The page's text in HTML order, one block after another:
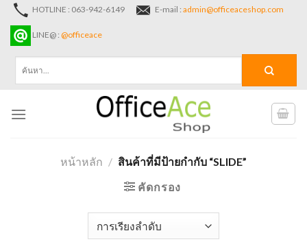
Skip
content
HOTLINE : 063-942-6149 E-mail : admin@officeaceshop.com
LINE@ : @officeace
หน้าหลัก / สินค้าที่มีป้ายกำกับ “SLIDE”
คัดกรอง